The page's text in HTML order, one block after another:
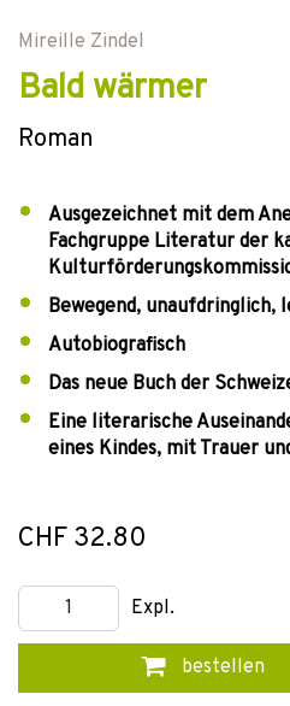
Mireille Zindel
Bald wärmer
Roman
Ausgezeichnet mit dem
Fachgruppe Literatur der
Bewegend, unaufdringlich,
Autobiografisch
Das neue Buch der
Eine literarische
eines Kindes, mit Trauer
CHF 32.80
Expl.
bestellen